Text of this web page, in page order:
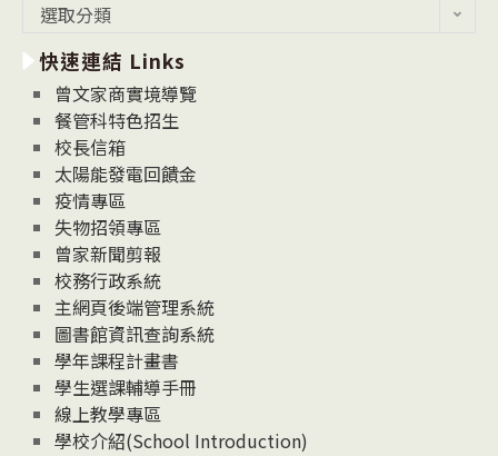
消
息
News
選取分類
快速連結 Links
曾文家商實境導覽
餐管科特色招生
校長信箱
太陽能發電回饋金
疫情專區
失物招領專區
曾家新聞剪報
校務行政系統
主網頁後端管理系統
圖書館資訊查詢系統
學年課程計畫書
學生選課輔導手冊
線上教學專區
學校介紹(School Introduction)